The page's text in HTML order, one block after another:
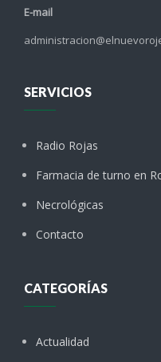
E-mail
SERVICIOS
Radio Rojas
Farmacia de turno en
Necrológicas
Contacto
CATEGORÍAS
Actualidad